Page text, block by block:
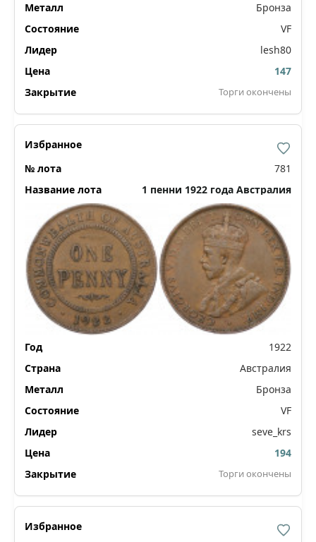
Бронза
VF
lesh80
147
Торги окончены
781
1 пенни 1922 года Австралия
1922
Австралия
Бронза
VF
seve_krs
194
Торги окончены